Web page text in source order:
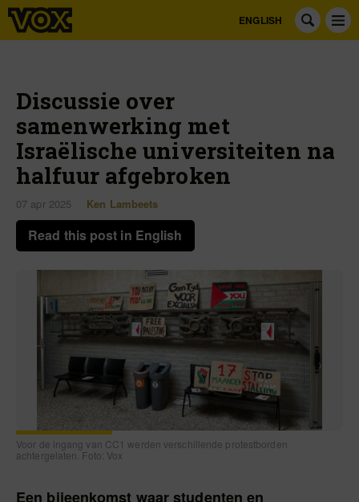
ENGLISH
Discussie over
samenwerking met
Israëlische universiteiten na
halfuur afgebroken
07 apr 2025 Ken Lambeets
Read this post in English
Voor de ingang van CC1 werden verschillende protestborden
achtergelaten. Foto: Vox
Een bijeenkomst waar studenten en